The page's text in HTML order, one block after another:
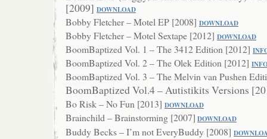
[2009] DOWNLOAD
Bobby Fletcher – Motel EP [2008] DOWNLOAD
Bobby Fletcher – Motel Sextape [2012] DOWNLOAD
BoomBaptized Vol. 1 – The 3412 Edition [2012]
BoomBaptized Vol. 2 – The Olek Edition [2012]
BoomBaptized Vol. 3 – The Melvin van Pushen
BoomBaptized Vol.4 – Autistikits Versions
Bo Risk – No Fun [2013] DOWNLOAD
Brainchild – Brainstorming [2007] DOWNLOAD
Buddy Becks – I’m not EveryBuddy [2008]